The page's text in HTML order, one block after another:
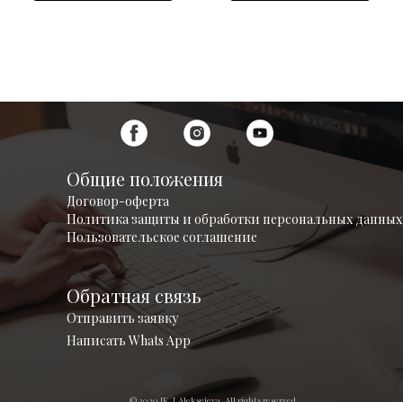
Общие положения
Договор-оферта
Политика защиты и обработки персональных данных
Пользовательское соглашение
Обратная связь
Написать Whats App
Отправить заявку